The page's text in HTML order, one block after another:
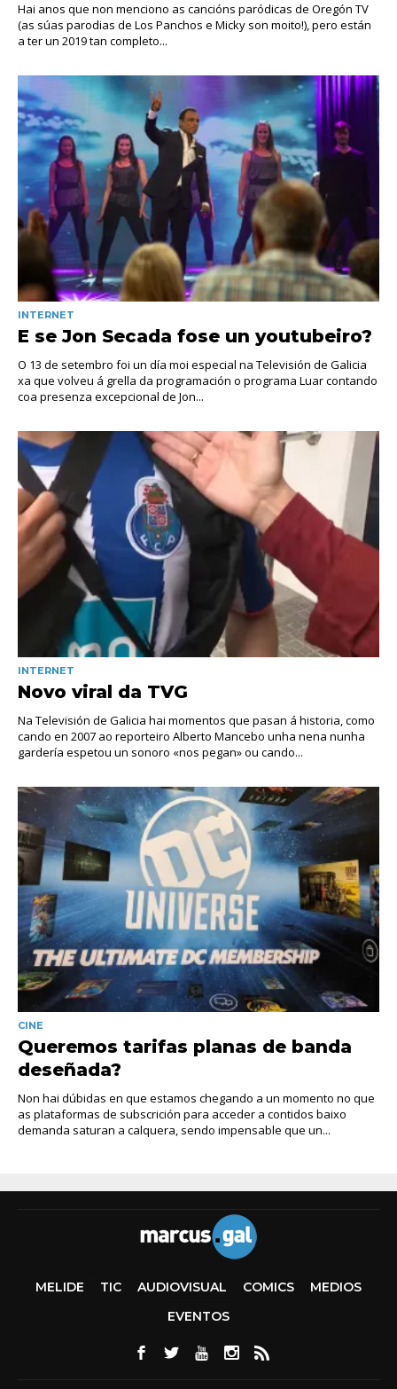
Hai anos que non menciono as cancións paródicas de Oregón TV
(as súas parodias de Los Panchos e Micky son moito!), pero están
a ter un 2019 tan completo...
INTERNET
E se Jon Secada fose un youtubeiro?
O 13 de setembro foi un día moi especial na Televisión de Galicia
xa que volveu á grella da programación o programa Luar contando
coa presenza excepcional de Jon...
INTERNET
Novo viral da TVG
Na Televisión de Galicia hai momentos que pasan á historia, como
cando en 2007 ao reporteiro Alberto Mancebo unha nena nunha
gardería espetou un sonoro «nos pegan» ou cando...
CINE
Queremos tarifas planas de banda
deseñada?
Non hai dúbidas en que estamos chegando a un momento no que
as plataformas de subscrición para acceder a contidos baixo
demanda saturan a calquera, sendo impensable que un...
MELIDE TIC AUDIOVISUAL COMICS
MEDIOS
EVENTOS